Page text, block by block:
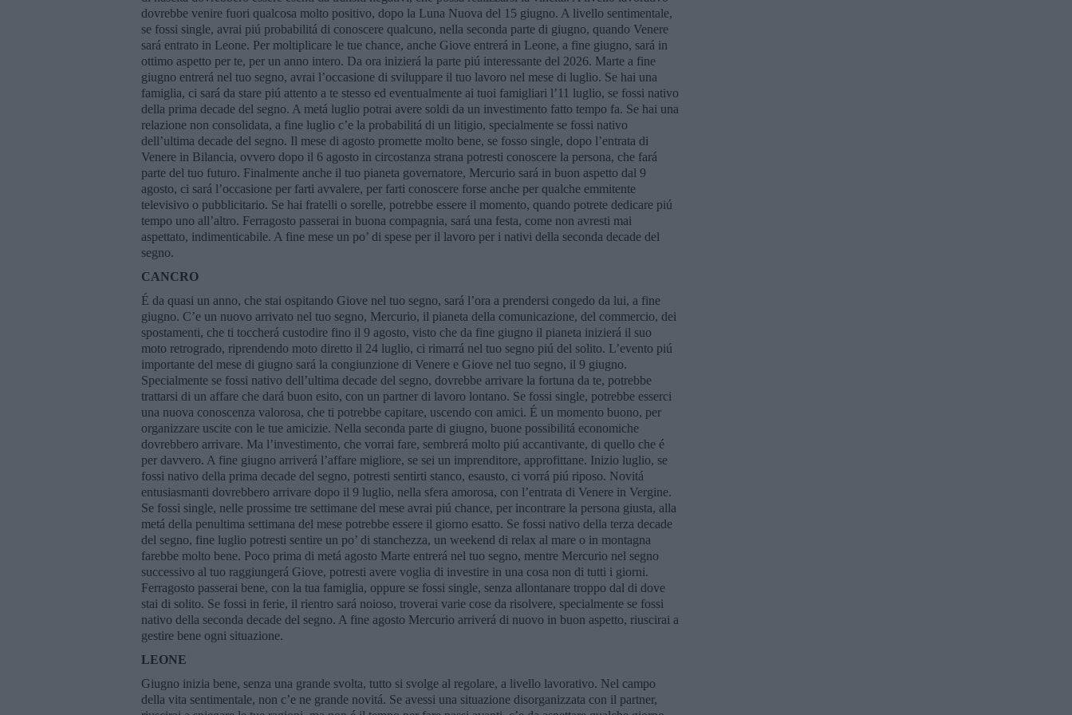
dovrebbe venire fuori qualcosa molto positivo, dopo la Luna Nuova del 15 giugno. A livello sentimentale,
se fossi single, avrai piú probabilitá di conoscere qualcuno, nella seconda parte di giugno, quando Venere
sará entrato in Leone. Per moltiplicare le tue chance, anche Giove entrerá in Leone, a fine giugno, sará in
ottimo aspetto per te, per un anno intero. Da ora inizierá la parte piú interessante del 2026. Marte a fine
giugno entrerá nel tuo segno, avrai l’occasione di sviluppare il tuo lavoro nel mese di luglio. Se hai una
famiglia, ci sará da stare piú attento a te stesso ed eventualmente ai tuoi famigliari l’11 luglio, se fossi nativo
della prima decade del segno. A metá luglio potrai avere soldi da un investimento fatto tempo fa. Se hai una
relazione non consolidata, a fine luglio c’e la probabilitá di un litigio, specialmente se fossi nativo
dell’ultima decade del segno. Il mese di agosto promette molto bene, se fosso single, dopo l’entrata di
Venere in Bilancia, ovvero dopo il 6 agosto in circostanza strana potresti conoscere la persona, che fará
parte del tuo futuro. Finalmente anche il tuo pianeta governatore, Mercurio sará in buon aspetto dal 9
agosto, ci sará l’occasione per farti avvalere, per farti conoscere forse anche per qualche emmitente
televisivo o pubblicitario. Se hai fratelli o sorelle, potrebbe essere il momento, quando potrete dedicare piú
tempo uno all’altro. Ferragosto passerai in buona compagnia, sará una festa, come non avresti mai
aspettato, indimenticabile. A fine mese un po’ di spese per il lavoro per i nativi della seconda decade del
segno.
CANCRO
É da quasi un anno, che stai ospitando Giove nel tuo segno, sará l’ora a prendersi congedo da lui, a fine
giugno. C’e un nuovo arrivato nel tuo segno, Mercurio, il pianeta della comunicazione, del commercio, dei
spostamenti, che ti toccherá custodire fino il 9 agosto, visto che da fine giugno il pianeta inizierá il suo
moto retrogrado, riprendendo moto diretto il 24 luglio, ci rimarrá nel tuo segno piú del solito. L’evento piú
importante del mese di giugno sará la congiunzione di Venere e Giove nel tuo segno, il 9 giugno.
Specialmente se fossi nativo dell’ultima decade del segno, dovrebbe arrivare la fortuna da te, potrebbe
trattarsi di un affare che dará buon esito, con un partner di lavoro lontano. Se fossi single, potrebbe esserci
una nuova conoscenza valorosa, che ti potrebbe capitare, uscendo con amici. É un momento buono, per
organizzare uscite con le tue amicizie. Nella seconda parte di giugno, buone possibilitá economiche
dovrebbero arrivare. Ma l’investimento, che vorrai fare, sembrerá molto piú accantivante, di quello che é
per davvero. A fine giugno arriverá l’affare migliore, se sei un imprenditore, approfittane. Inizio luglio, se
fossi nativo della prima decade del segno, potresti sentirti stanco, esausto, ci vorrá piú riposo. Novitá
entusiasmanti dovrebbero arrivare dopo il 9 luglio, nella sfera amorosa, con l’entrata di Venere in Vergine.
Se fossi single, nelle prossime tre settimane del mese avrai piú chance, per incontrare la persona giusta, alla
metá della penultima settimana del mese potrebbe essere il giorno esatto. Se fossi nativo della terza decade
del segno, fine luglio potresti sentire un po’ di stanchezza, un weekend di relax al mare o in montagna
farebbe molto bene. Poco prima di metá agosto Marte entrerá nel tuo segno, mentre Mercurio nel segno
successivo al tuo raggiungerá Giove, potresti avere voglia di investire in una cosa non di tutti i giorni.
Ferragosto passerai bene, con la tua famiglia, oppure se fossi single, senza allontanare troppo dal di dove
stai di solito. Se fossi in ferie, il rientro sará noioso, troverai varie cose da risolvere, specialmente se fossi
nativo della seconda decade del segno. A fine agosto Mercurio arriverá di nuovo in buon aspetto, riuscirai a
gestire bene ogni situazione.
LEONE
Giugno inizia bene, senza una grande svolta, tutto si svolge al regolare, a livello lavorativo. Nel campo
della vita sentimentale, non c’e ne grande novitá. Se avessi una situazione disorganizzata con il partner,